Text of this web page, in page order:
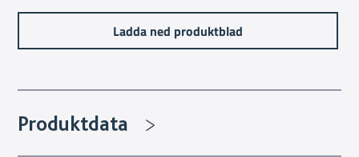
Ladda ned produktblad
Produktdata